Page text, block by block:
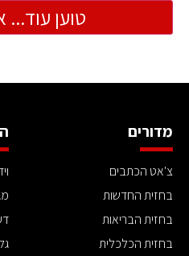
טוען
מדורים
צ'אט הכתבים
בחזית החדשות
בחזית הבריאות
בחזית הכלכלית